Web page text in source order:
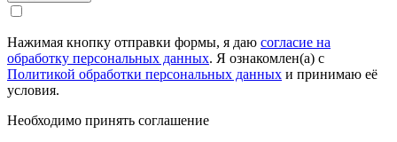
Нажимая кнопку отправки формы, я даю согласие на
обработку персональных данных. Я ознакомлен(а) с
Политикой обработки персональных данных и принимаю её
условия.
Необходимо принять соглашение